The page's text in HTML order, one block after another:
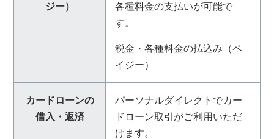
ジー）
各種料金の支払いが可能で
す。
税金・各種料金の払込み（ペ
イジー）
カードローンの
借入・返済
パーソナルダイレクトでカー
ドローン取引がご利用いただ
けます。